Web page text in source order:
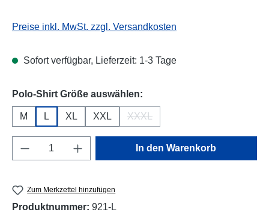
Preise inkl. MwSt. zzgl. Versandkosten
Sofort verfügbar, Lieferzeit: 1-3 Tage
Polo-Shirt Größe auswählen:
M L XL XXL XXXL
Produkt Anzahl: Gib den gewünschten
In den Warenkorb
Zum Merkzettel hinzufügen
Produktnummer: 921-L